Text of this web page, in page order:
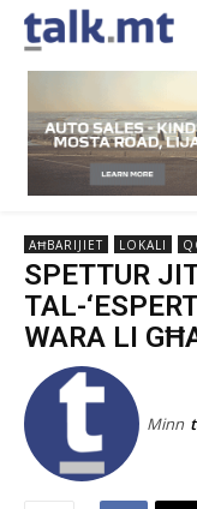
AĦBARIJIET LOKALI
SPETTUR
TAL-
WARA LI
Minn